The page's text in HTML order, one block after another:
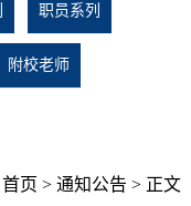
职员系列
附校老师
首页 >通知公告 > 正文